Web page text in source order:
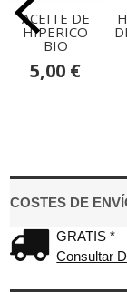
COSTES DE
GRATIS *
Consultar
ACEITE DE
HIPERICO
BIO
5,00 €